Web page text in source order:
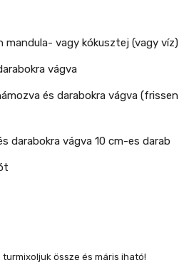
mandula- vagy kókusztej (vagy víz)
vágva
és darabokra vágva (frissen
darabokra vágva 10 cm-es darab
össze és máris iható!